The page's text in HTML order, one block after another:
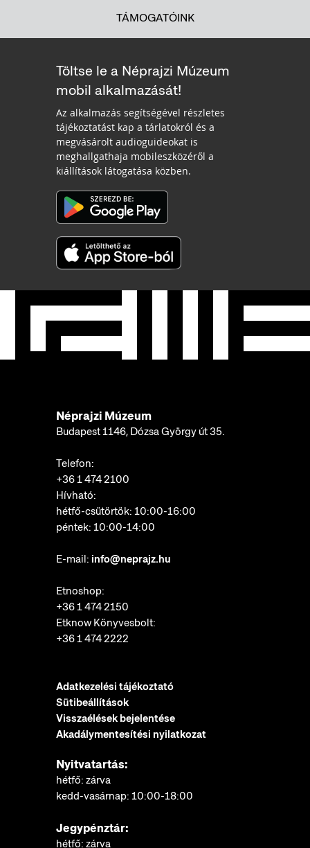
TÁMOGATÓINK
Töltse le a Néprajzi Múzeum
mobil alkalmazását!
Az alkalmazás segítségével részletes
tájékoztatást kap a tárlatokról és a
megvásárolt audioguideokat is
meghallgathaja mobileszközéről a
kiállítások látogatása közben.
Néprajzi Múzeum
Budapest 1146, Dózsa György út 35.
Telefon:
+36 1 474 2100
Hívható:
hétfő-csütörtök: 10:00-16:00
péntek: 10:00-14:00
E-mail: info@neprajz.hu
Etnoshop:
+36 1 474 2150
Etknow Könyvesbolt:
+36 1 474 2222
Adatkezelési tájékoztató
Sütibeállítások
Visszaélések bejelentése
Akadálymentesítési nyilatkozat
Nyitvatartás:
hétfő: zárva
kedd-vasárnap: 10:00-18:00
Jegypénztár:
hétfő: zárva